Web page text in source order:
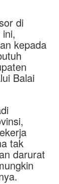
di
kepada
Balai
tak
darurat